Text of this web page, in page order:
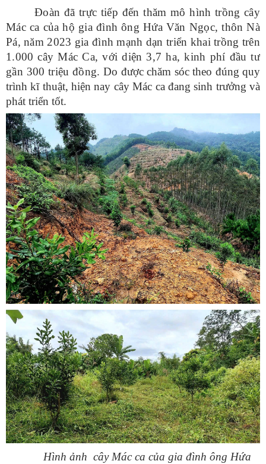
Đoàn đã trực tiếp đến thăm mô hình trồng cây
Mác ca của hộ gia đình ông Hứa Văn Ngọc, thôn Nà
Pá, năm 2023 gia đình mạnh dạn triển khai trồng trên
1.000 cây Mác Ca, với diện 3,7 ha, kinh phí đầu tư
gần 300 triệu đồng. Do được chăm sóc theo đúng quy
trình kĩ thuật, hiện nay cây Mác ca đang sinh trưởng và
phát triển tốt.
Hình ảnh cây Mác ca của gia đình ôngHứa